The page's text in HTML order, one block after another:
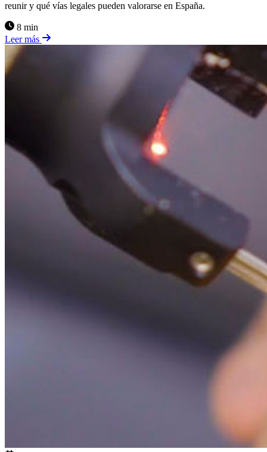
reunir y qué vías legales pueden valorarse en España.
8 min
Leer más